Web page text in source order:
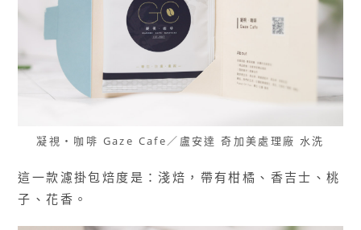
凝視・咖啡 Gaze Cafe／盧安達 奇加美處理廠 水洗
這一款濾掛包焙度是：淺焙，帶有柑橘、香吉士、桃
子、花香。